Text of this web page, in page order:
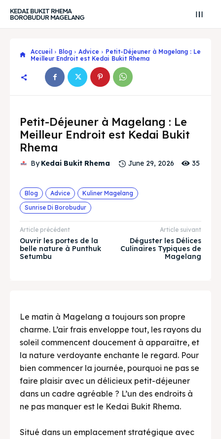
Search
Search
Explore our destinations
& Make a booking today
Ruang Meeting
Playground Anak
Katering Magelang
Nasi Box
Recherche
Explore our destinations
& Make a booking today
Ruang Meeting
Playground Anak
Katering Magelang
Nasi Box
Recherche
KEDAI BUKIT RHEMA
BOROBUDUR MAGELANG
Accueil Blog Advice
Petit-Déjeuner à Magelang : Le
Meilleur Endroit est Kedai Bukit Rhema
Petit-Déjeuner à Magelang : Le
Meilleur Endroit est Kedai Bukit
Rhema
By Kedai Bukit Rhema June 29, 2026 35
Blog Advice
Kuliner Magelang
Sunrise Di Borobudur
Article précédent
Ouvrir les portes de la
belle nature à Punthuk
Setumbu
Article suivant
Déguster les Délices
Culinaires Typiques de
Magelang
Le matin à Magelang a toujours son propre
charme. L’air frais enveloppe tout, les rayons du
soleil commencent doucement à apparaître, et
la nature verdoyante enchante le regard. Pour
bien commencer la journée, pourquoi ne pas se
faire plaisir avec un délicieux petit-déjeuner
dans un cadre agréable ? L’un des endroits à
ne pas manquer est le Kedai Bukit Rhema.
Situé dans un emplacement stratégique avec